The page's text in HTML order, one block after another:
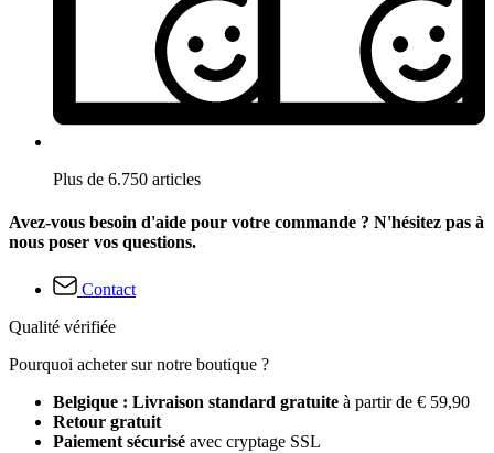
Plus de 6.750 articles
Avez-vous besoin d'aide pour votre commande ? N'hésitez pas à
nous poser vos questions.
Contact
Qualité vérifiée
Pourquoi acheter sur notre boutique ?
Belgique : Livraison standard gratuite à partir de € 59,90
Retour gratuit
Paiement sécurisé avec cryptage SSL